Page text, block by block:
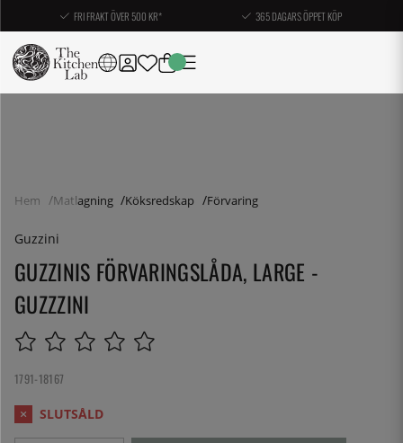
FRI FRAKT ÖVER 500 KR* 365 DAGARS ÖPPET KÖP
Hem Matlagning Köksredskap Förvaring
Guzzini
GUZZINIS FÖRVARINGSLÅDA, LARGE -
GUZZZINI
1791-18167